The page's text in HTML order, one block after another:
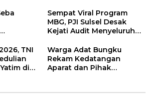
Dokumen Pemerintah
Sempat Viral Program
MBG, PJI Sulsel Desak
Kejati Audit Menyeluruh
Dugaan Pelaksanaan di
Sinjai, Isu Keterlibatan
Legislator
TNI
di
Warga Adat Bungku
Rekam Kedatangan
Aparat dan Pihak
Prosedur Dipertanyakan